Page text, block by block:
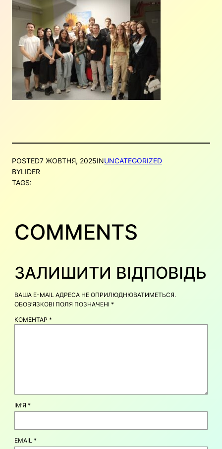
POSTED7 ЖОВТНЯ, 2025INUNCATEGORIZED
BYLIDER
TAGS:
COMMENTS
ЗАЛИШИТИ ВІДПОВІДЬ
ВАША E-MAIL АДРЕСА НЕ ОПРИЛЮДНЮВАТИМЕТЬСЯ.
ОБОВ’ЯЗКОВІ ПОЛЯ ПОЗНАЧЕНІ *
КОМЕНТАР *
ІМ’Я *
EMAIL *